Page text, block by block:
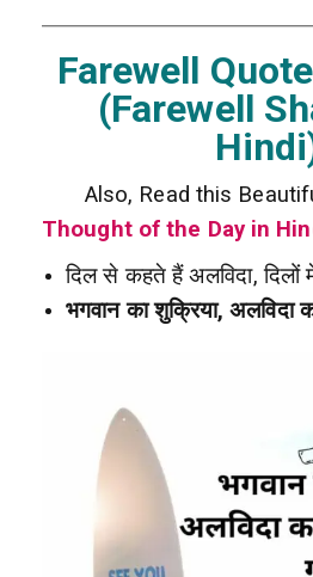
Farewell
(Farewell
Also, Read this
Thought of the Day in
दिल से कहते हैं अलविदा, दिलों
भगवान का शुक्रिया, अलविदा